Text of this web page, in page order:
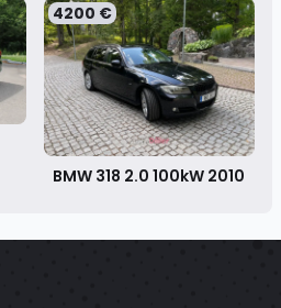
4200 €
BMW 318 2.0 100kW 2010